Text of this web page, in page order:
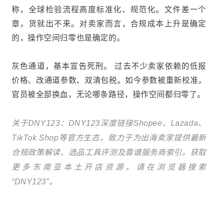
称，全球检验流程高度标准化、规范化。文件差一个
章，货就出不来。对卖家而言，合规成本上升是确定
的，操作空间归零也是确定的。
灰色通道，基本宣告死刑。 过去不少卖家依赖的低报
价格、改通道参数、双清包税。如今参数被重新校准，
官员被全部换血，无论哪条路径，操作空间都归零了。
关于DNY123：DNY123深度链接Shopee、Lazada、
TikTok Shop等官方生态，致力于为出海卖家提供最新
合规政策解读、选品工具评测及靠谱服务商索引。获取
更多东南亚本土开店资源，请在浏览器搜索
“DNY123”。